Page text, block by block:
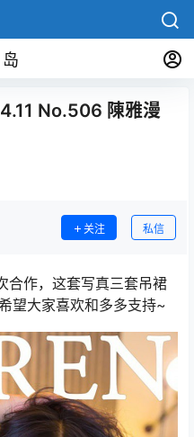
No.506 陳雅漫
关注 私信
合作，这套写真三套吊裙
望大家喜欢和多多支持~